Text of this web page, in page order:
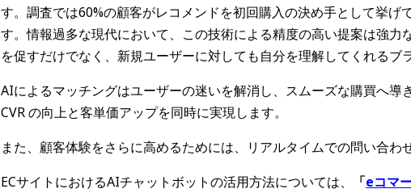
す。調査では60%の顧客がレコメンドを初回購入の決め手として挙げ
す。情報過多な現代において、この技術による精度の高い提案は強
を促すだけでなく、新規ユーザーに対しても自分を理解してくれるブ
AIによるマッチングはユーザーの迷いを解消し、スムーズな購買へ導
CVR の向上と客単価アップを同時に実現します。
また、顧客体験をさらに高めるためには、リアルタイムでの問い合わ
ECサイトにおけるAIチャットボットの活用方法については、
「eコマ